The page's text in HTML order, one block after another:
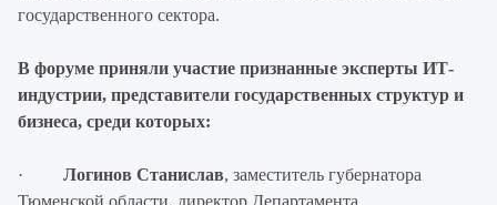
государственного сектора.
В форуме приняли участие признанные эксперты ИТ-
индустрии, представители государственных структур и
бизнеса, среди которых:
· Логинов Станислав, заместитель губернатора